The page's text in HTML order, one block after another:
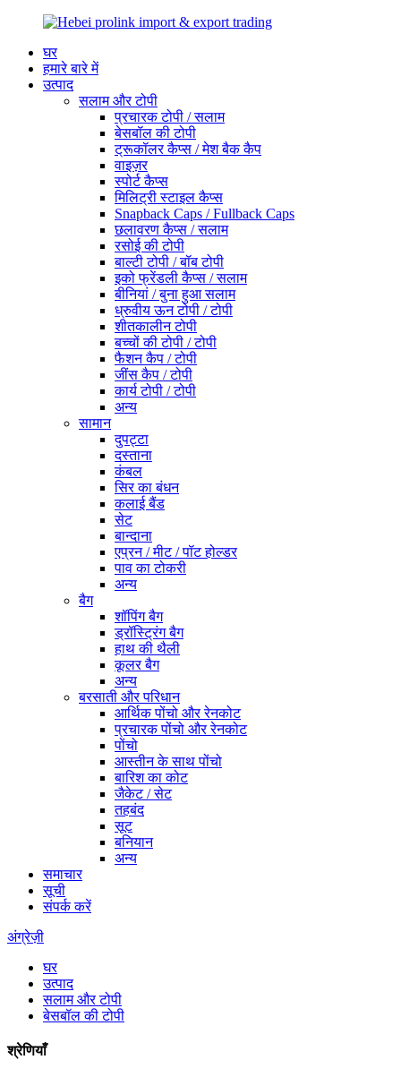
घर
हमारे बारे में
उत्पाद
सलाम और टोपी
प्रचारक टोपी / सलाम
बेसबॉल की टोपी
ट्रूकॉलर कैप्स / मेश बैक कैप
वाइज़र
स्पोर्ट कैप्स
मिलिट्री स्टाइल कैप्स
Snapback Caps / Fullback Caps
छलावरण कैप्स / सलाम
रसोई की टोपी
बाल्टी टोपी / बॉब टोपी
इको फ्रेंडली कैप्स / सलाम
बीनियां / बुना हुआ सलाम
ध्रुवीय ऊन टोपी / टोपी
शीतकालीन टोपी
बच्चों की टोपी / टोपी
फैशन कैप / टोपी
जींस कैप / टोपी
कार्य टोपी / टोपी
अन्य
सामान
दुपट्टा
दस्ताना
कंबल
सिर का बंधन
कलाई बैंड
सेट
बान्दाना
एप्रन / मीट / पॉट होल्डर
पाव का टोकरी
अन्य
बैग
शॉपिंग बैग
ड्रॉस्ट्रिंग बैग
हाथ की थैली
कूलर बैग
अन्य
बरसाती और परिधान
आर्थिक पोंचो और रेनकोट
प्रचारक पोंचो और रेनकोट
पोंचो
आस्तीन के साथ पोंचो
बारिश का कोट
जैकेट / सेट
तहबंद
सूट
बनियान
अन्य
समाचार
सूची
संपर्क करें
अंग्रेज़ी
घर
उत्पाद
सलाम और टोपी
बेसबॉल की टोपी
श्रेणियाँ